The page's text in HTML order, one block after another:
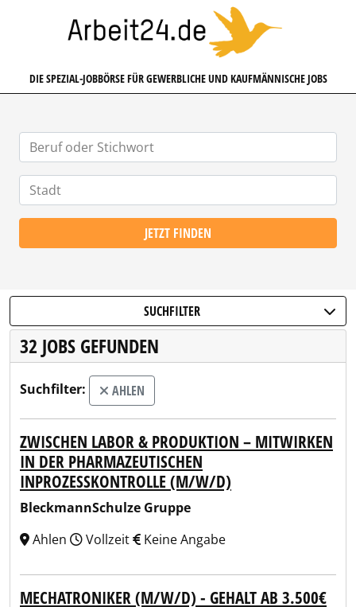
ARBEIT24.DE
DIE SPEZIAL-JOBBÖRSE FÜR GEWERBLICHE UND KAUFMÄNNISCHE JOBS
JETZT FINDEN
SUCHFILTER
32 JOBS GEFUNDEN
Suchfilter: AHLEN
ZWISCHEN LABOR & PRODUKTION – MITWIRKEN
IN DER PHARMAZEUTISCHEN
INPROZESSKONTROLLE (M/W/D)
BleckmannSchulze Gruppe
Ahlen
Vollzeit Keine Angabe
MECHATRONIKER (M/W/D) - GEHALT AB 3.500€